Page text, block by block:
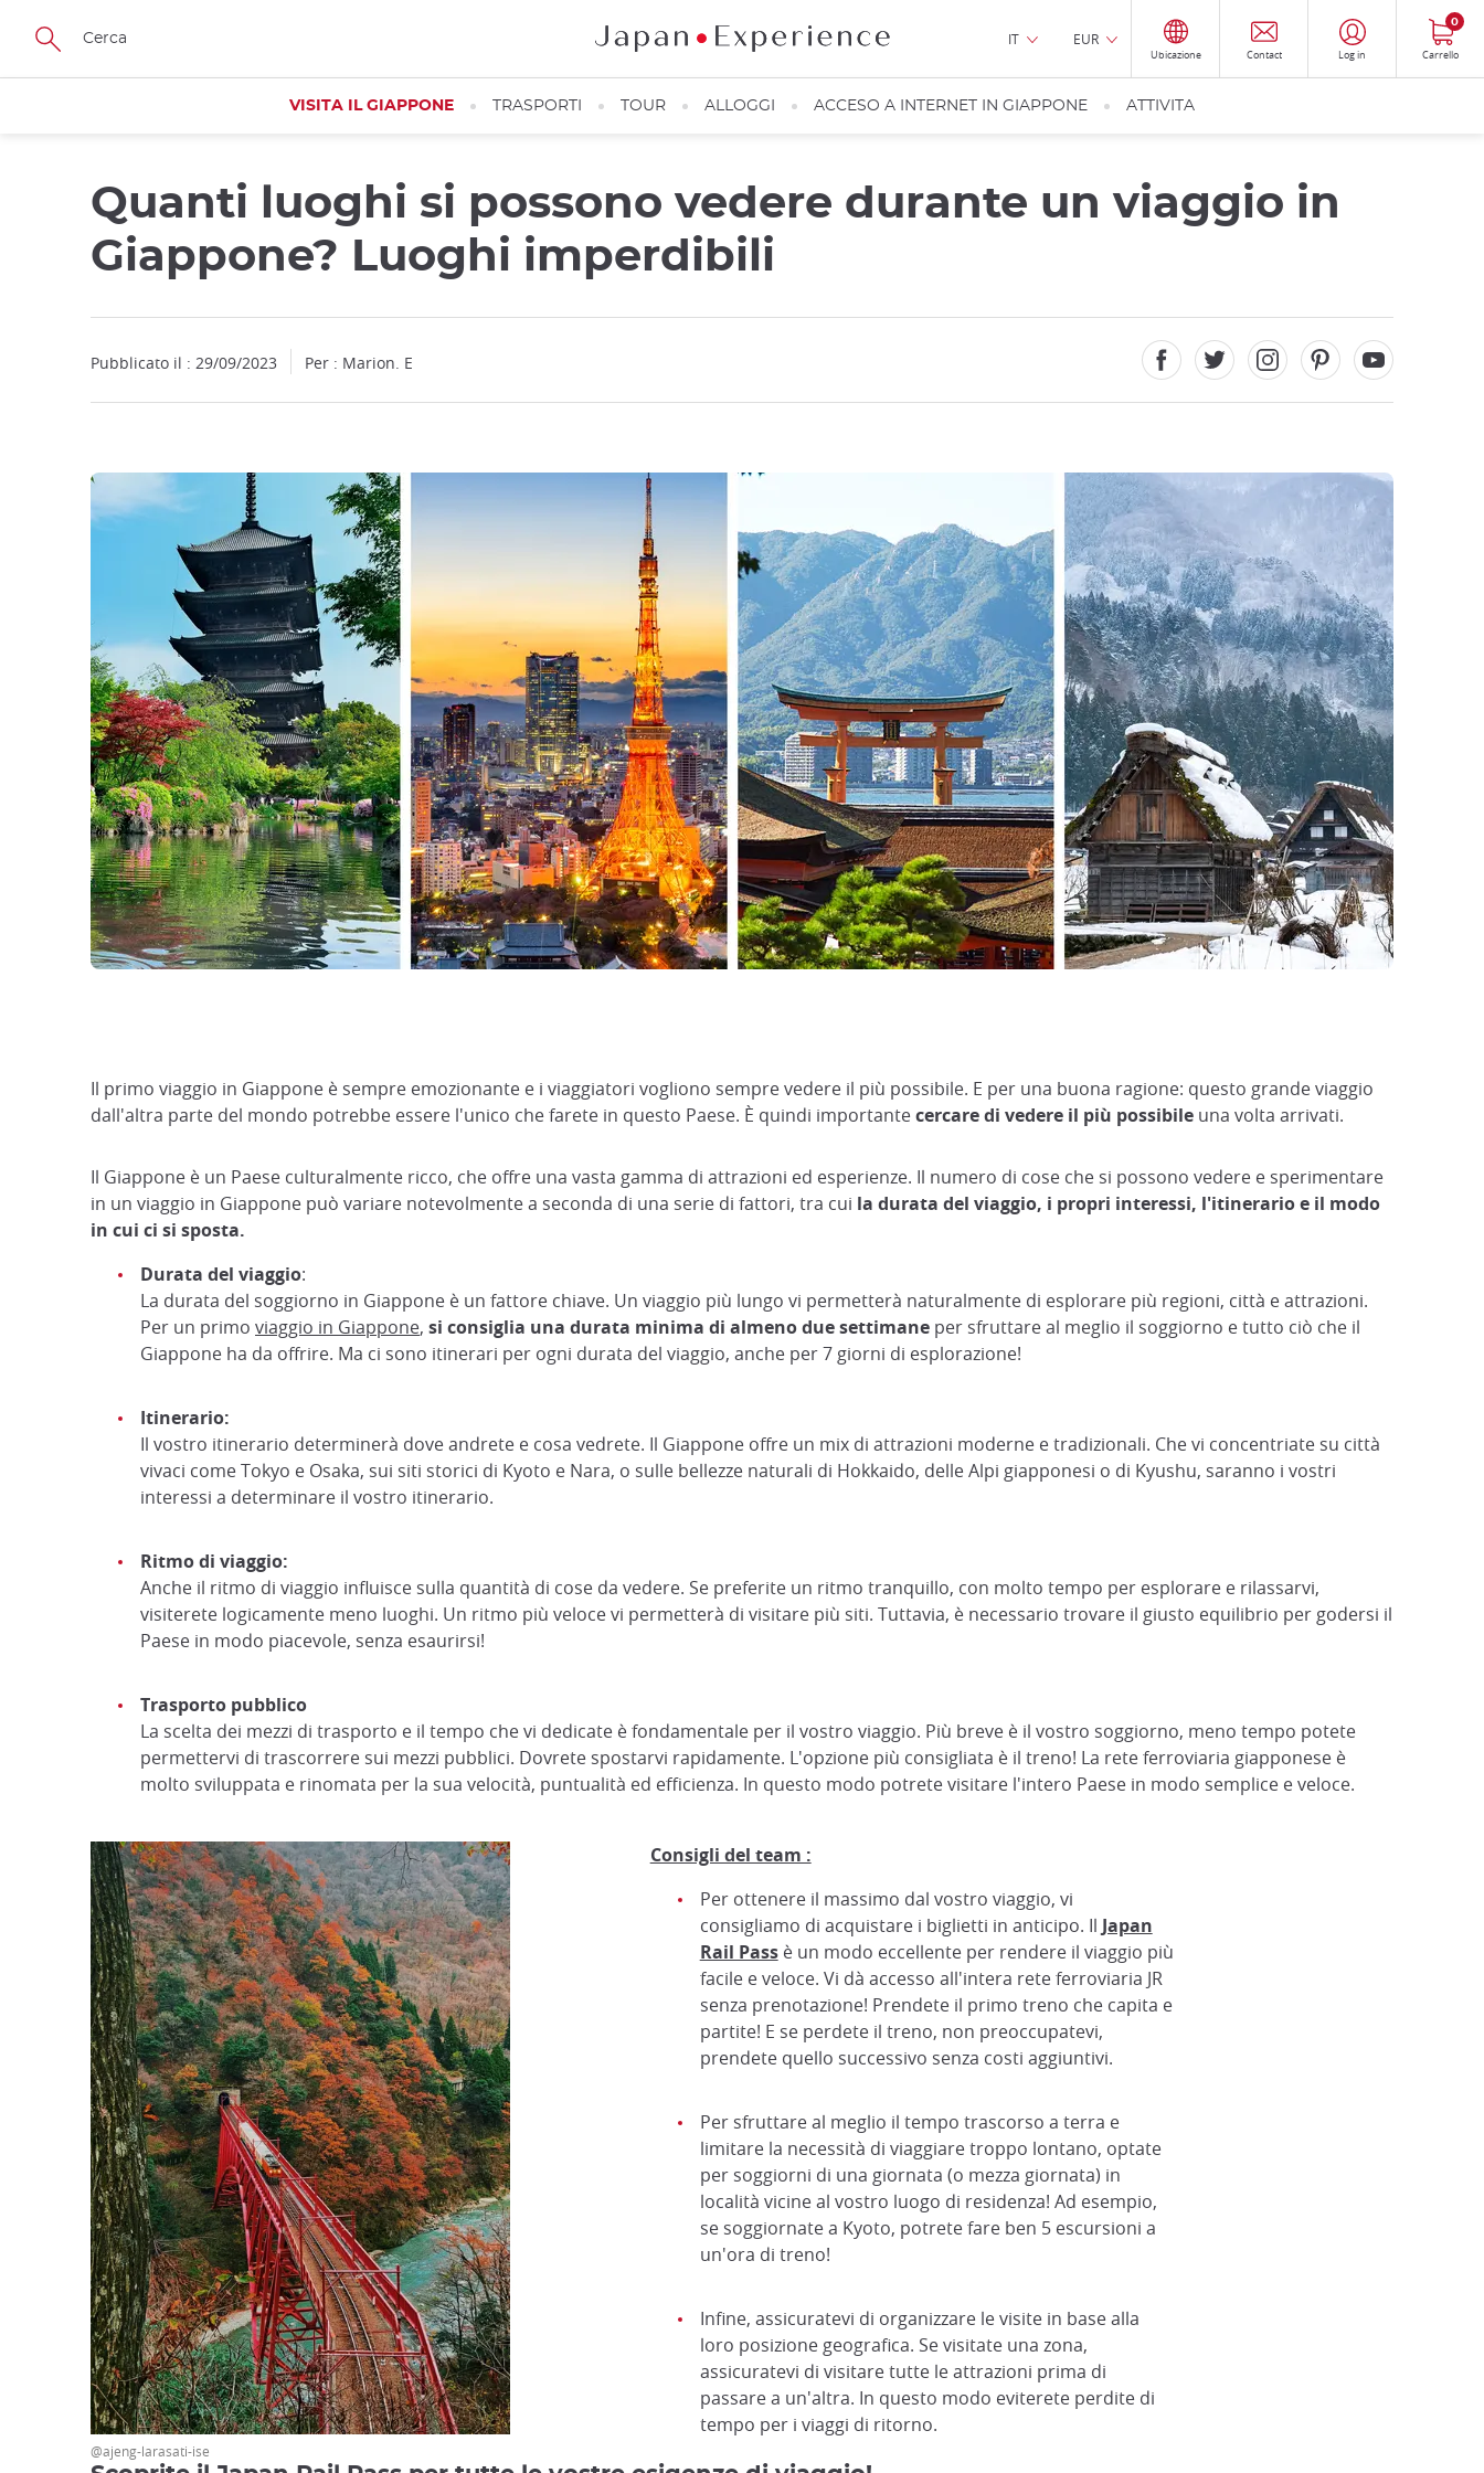
Skip
main
IT EUR
Ubicazione Contact Log in Carrello
0
VISITA IL GIAPPONE TRASPORTI TOUR ALLOGGI ACCESO A INTERNET IN GIAPPONE ATTIVITA
Quanti luoghi si possono vedere durante un viaggio in
Giappone? Luoghi imperdibili
Pubblicato il : 29/09/2023 Per : Marion. E
Il primo viaggio in Giappone è sempre emozionante e i viaggiatori vogliono sempre vedere il più possibile. E per una buona ragione: questo grande viaggio
dall'altra parte del mondo potrebbe essere l'unico che farete in questo Paese. È quindi importantecercare di vedere il più possibile una volta arrivati.
Il Giappone è un Paese culturalmente ricco, che offre una vasta gamma di attrazioni ed esperienze. Il numero di cose che si possono vedere e sperimentare
in un viaggio in Giappone può variare notevolmente a seconda di una serie di fattori, tra cui la durata del viaggio, i propri interessi, l'itinerario e il modo
in cui ci si sposta.
Durata del viaggio:
La durata del soggiorno in Giappone è un fattore chiave. Un viaggio più lungo vi permetterà naturalmente di esplorare più regioni, città e attrazioni.
Per un primo viaggio in Giappone, si consiglia una durata minima di almeno due settimane per sfruttare al meglio il soggiorno e tutto ciò che il
Giappone ha da offrire. Ma ci sono itinerari per ogni durata del viaggio, anche per 7 giorni di esplorazione!
Itinerario:
Il vostro itinerario determinerà dove andrete e cosa vedrete. Il Giappone offre un mix di attrazioni moderne e tradizionali. Che vi concentriate su città
vivaci come Tokyo e Osaka, sui siti storici di Kyoto e Nara, o sulle bellezze naturali di Hokkaido, delle Alpi giapponesi o di Kyushu, saranno i vostri
interessi a determinare il vostro itinerario.
Ritmo di viaggio:
Anche il ritmo di viaggio influisce sulla quantità di cose da vedere. Se preferite un ritmo tranquillo, con molto tempo per esplorare e rilassarvi,
visiterete logicamente meno luoghi. Un ritmo più veloce vi permetterà di visitare più siti. Tuttavia, è necessario trovare il giusto equilibrio per godersi il
Paese in modo piacevole, senza esaurirsi!
Trasporto pubblico
La scelta dei mezzi di trasporto e il tempo che vi dedicate è fondamentale per il vostro viaggio. Più breve è il vostro soggiorno, meno tempo potete
permettervi di trascorrere sui mezzi pubblici. Dovrete spostarvi rapidamente. L'opzione più consigliata è il treno! La rete ferroviaria giapponese è
molto sviluppata e rinomata per la sua velocità, puntualità ed efficienza. In questo modo potrete visitare l'intero Paese in modo semplice e veloce.
Consigli del team :
Per ottenere il massimo dal vostro viaggio, vi
consigliamo di acquistare i biglietti in anticipo. Il Japan
Rail Passè un modo eccellente per rendere il viaggio più
facile e veloce. Vi dà accesso all'intera rete ferroviaria JR
senza prenotazione! Prendete il primo treno che capita e
partite! E se perdete il treno, non preoccupatevi,
prendete quello successivo senza costi aggiuntivi.
Per sfruttare al meglio il tempo trascorso a terra e
limitare la necessità di viaggiare troppo lontano, optate
per soggiorni di una giornata (o mezza giornata) in
località vicine al vostro luogo di residenza! Ad esempio,
se soggiornate a Kyoto, potrete fare ben 5 escursioni a
un'ora di treno!
Infine, assicuratevi di organizzare le visite in base alla
loro posizione geografica. Se visitate una zona,
assicuratevi di visitare tutte le attrazioni prima di
passare a un'altra. In questo modo eviterete perdite di
tempo per i viaggi di ritorno.
@ajeng-larasati-ise